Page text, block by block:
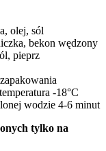
olej, sól
bekon wędzony
pieprz
-18°C
wodzie 4-6 minut
tylko na